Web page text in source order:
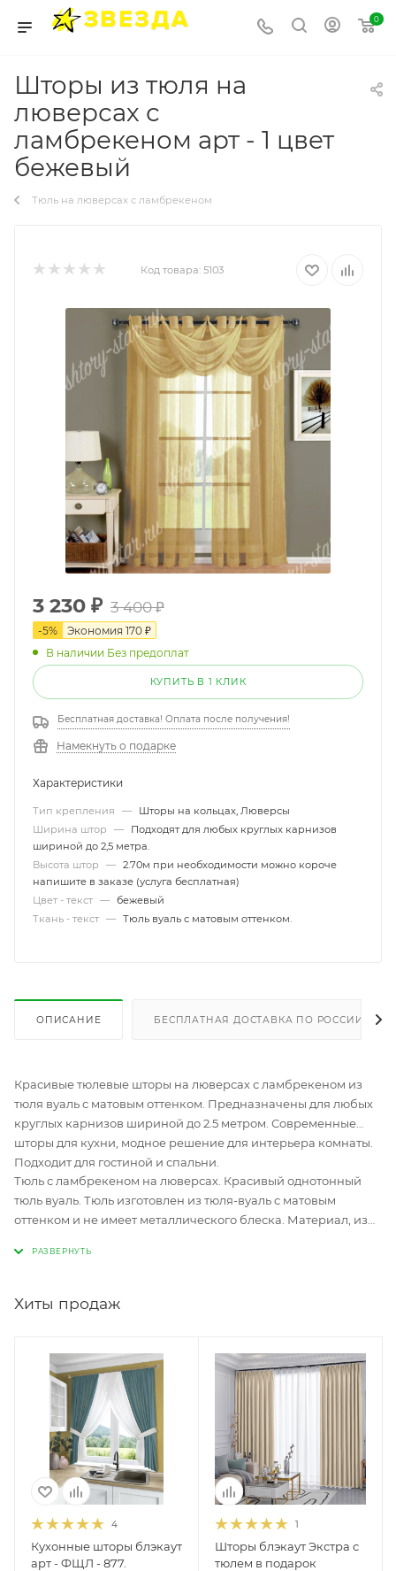
0
Шторы из тюля на
люверсах с
ламбрекеном арт - 1 цвет
бежевый
Тюль на люверсах с ламбрекеном
Код товара: 5103
3 230 ₽ 3 400₽
-5% Экономия 170 ₽
В наличии Без предоплат
КУПИТЬ В 1 КЛИК
Бесплатная доставка! Оплата после получения!
Намекнуть о подарке
Характеристики
Тип крепления —
Шторы на кольцах, Люверсы
Ширина штор
—
Подходят для любых круглых карнизов
шириной до 2,5 метра.
Высота штор
— 2.70м при необходимости можно короче
напишите в заказе (услуга бесплатная)
Цвет - текст — бежевый
Ткань - текст — Тюль вуаль с матовым оттенком.
ОПИСАНИЕ БЕСПЛАТНАЯ ДОСТАВКА ПО РОССИИ
Красивые тюлевые шторы на люверсах с ламбрекеном из
тюля вуаль с матовым оттенком. Предназначены для любых
круглых карнизов шириной до 2.5 метром. Современные
шторы для кухни, модное решение для интерьера комнаты.
Подходит для гостиной и спальни.
Тюль с ламбрекеном на люверсах. Красивый однотонный
тюль вуаль. Тюль изготовлен из тюля-вуаль с матовым
оттенком и не имеет металлического блеска. Материал, из
очень красиво ложится в складках при драпировке.
комнат и круглых карнизов для штор. Тюль вуаль прекрасно
можно золотых, напишите в комментариях при оформлении
заказа) внутренним диаметром 35 мм и подходят
практически ко все видам круглых карнизов. По вашему
желанию можно подшить тюль по высоте, для этого укажите
необходимую вам высоту тюля при оформлении заказа, и вы
получите уже готовое изделие, подшитое по высоте, которое
можно сразу повесить на окно, эта услуга в нашей компании
абсолютно бесплатная. Этот вид тюля очень популярен
продаваемых товаров нашего интернет-магазина.
Хиты продаж
4
Кухонные шторы блэкаут
арт - ФЩЛ - 877.
1
Шторы блэкаут Экстра с
тюлем в подарок